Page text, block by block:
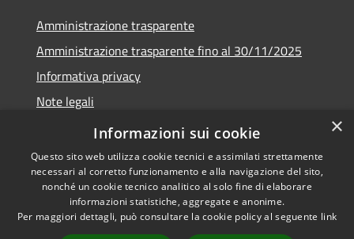
Amministrazione trasparente
Amministrazione trasparente fino al 30/11/2025
Informativa privacy
Note legali
Dichiarazione di accessibilità
Accessibilità
Copyright © 2026 • Comune di
Ponteranica • Powered by
×
Informazioni sui cookie
Questo sito web utilizza cookie tecnici e assimilati strettamente
necessari al corretto funzionamento e alla navigazione del sito,
nonché un cookie tecnico analitico al solo fine di elaborare
informazioni statistiche, aggregate e anonime.
Per maggiori dettagli, può consultare la cookie policy al seguente link